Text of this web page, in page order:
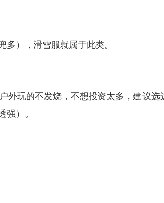
），滑雪服就属于此类。
玩的不发烧，不想投资太多，建议选
）。